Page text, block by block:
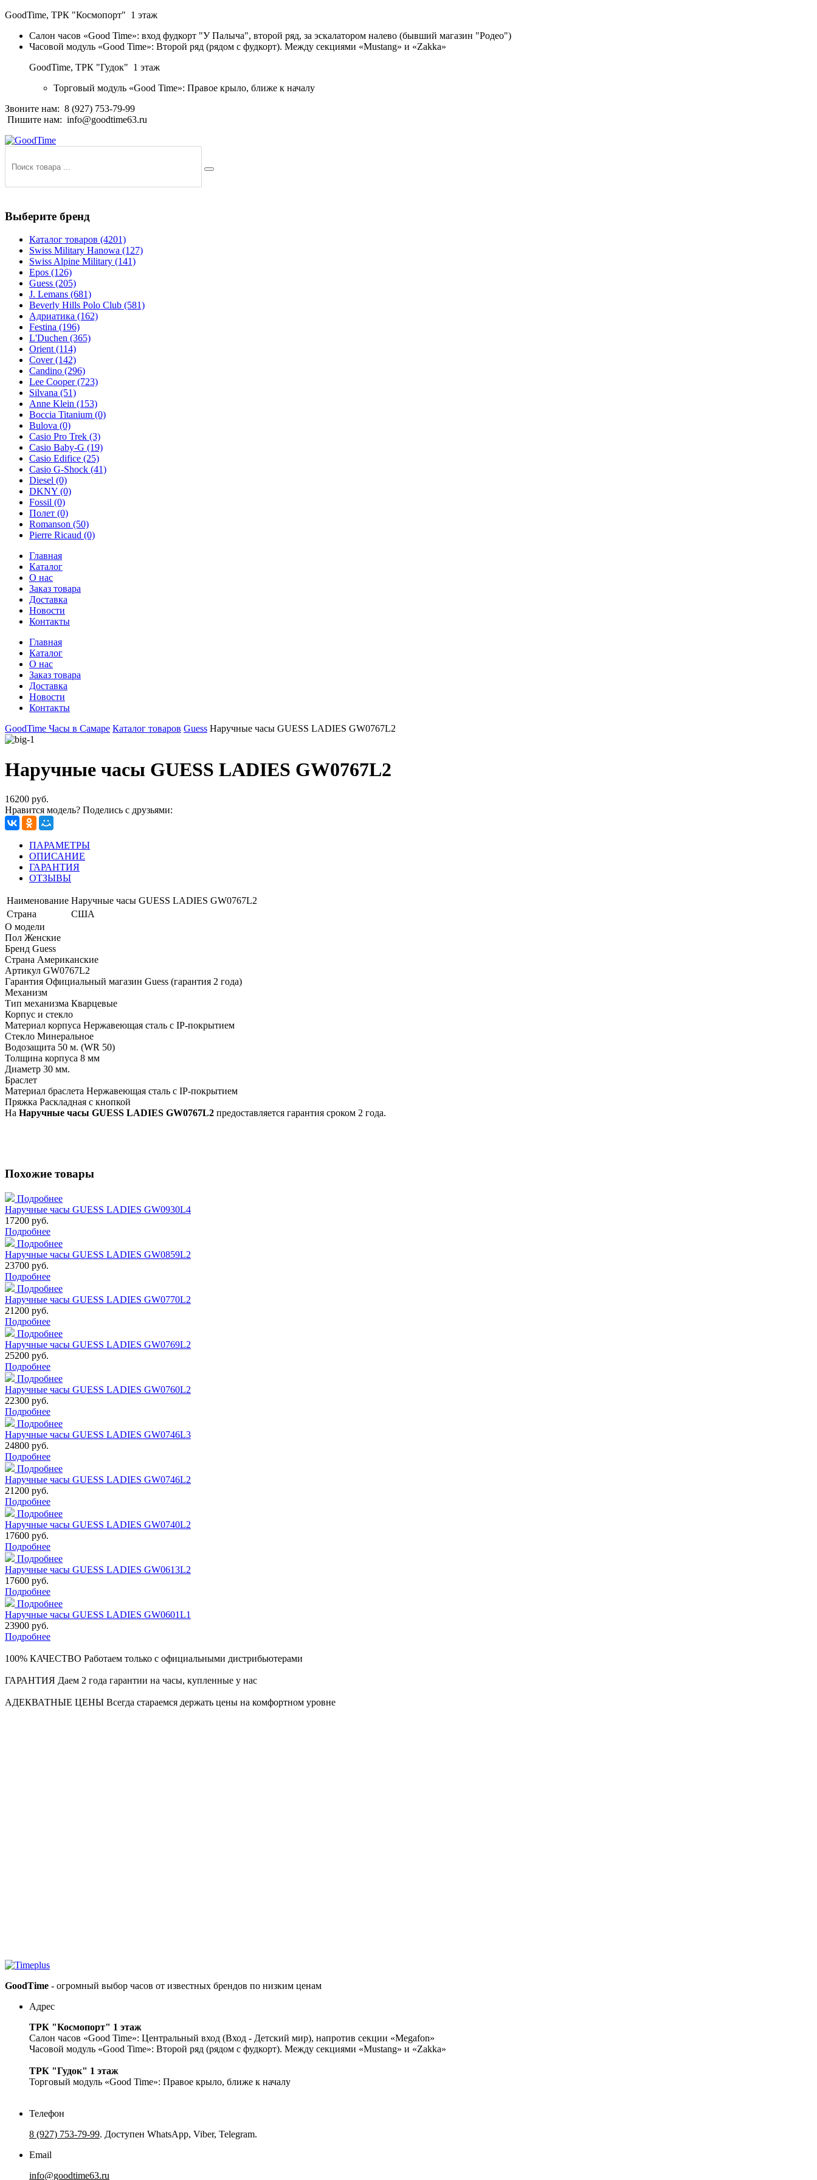
GoodTime, ТРК "Космопорт" 1 этаж
Салон часов «Good Time»: вход фудкорт "У Палыча", второй ряд, за эскалатором налево (бывший магазин "Родео")
Часовой модуль «Good Time»: Второй ряд (рядом с фудкорт). Между секциями «Mustang» и «Zakka»
GoodTime, ТРК "Гудок" 1 этаж
Торговый модуль «Good Time»: Правое крыло, ближе к началу
Звоните нам: 8 (927) 753-79-99
Пишите нам: info@goodtime63.ru
Выберите бренд
Каталог товаров (4201)
Swiss Military Hanowa (127)
Swiss Alpine Military (141)
Epos (126)
Guess (205)
J. Lemans (681)
Beverly Hills Polo Club (581)
Адриатика (162)
Festina (196)
L'Duchen (365)
Orient(114)
Cover(142)
Candino (296)
Lee Cooper(723)
Silvana (51)
Anne Klein (153)
Boccia Titanium (0)
Bulova (0)
Casio Pro Trek (3)
Casio Baby-G (19)
Casio Edifice (25)
Casio G-Shock (41)
Diesel (0)
DKNY (0)
Fossil (0)
Полет (0)
Romanson (50)
Pierre Ricaud (0)
Главная
Каталог
О нас
Заказ товара
Доставка
Новости
Контакты
Главная
Каталог
О нас
Заказ товара
Доставка
Новости
Контакты
GoodTime Часы в Самаре Каталог товаров Guess Наручные часы GUESS LADIES GW0767L2
Наручные часы GUESS LADIES GW0767L2
16200 руб.
Нравится модель? Поделись с друзьями:
ПАРАМЕТРЫ
ОПИСАНИЕ
ГАРАНТИЯ
ОТЗЫВЫ
Наименование Наручные часы GUESS LADIES GW0767L2
Страна
США
О модели
Пол Женские
Бренд Guess
Страна Американские
Артикул GW0767L2
Гарантия Официальный магазин Guess (гарантия 2 года)
Механизм
Тип механизма Кварцевые
Корпус и стекло
Материал корпуса Нержавеющая сталь с IP-покрытием
Стекло Минеральное
Водозащита 50 м. (WR 50)
Толщина корпуса 8 мм
Диаметр 30 мм.
Браслет
Материал браслета Нержавеющая сталь с IP-покрытием
Пряжка Раскладная с кнопкой
На Наручные часы GUESS LADIES GW0767L2 предоставляется гарантия сроком 2 года.
Похожие товары
Подробнее
Наручные часы GUESS LADIES GW0930L4
17200 руб.
Подробнее
Подробнее
Наручные часы GUESS LADIES GW0859L2
23700 руб.
Подробнее
Подробнее
Наручные часы GUESS LADIES GW0770L2
21200 руб.
Подробнее
Подробнее
Наручные часы GUESS LADIES GW0769L2
25200 руб.
Подробнее
Подробнее
Наручные часы GUESS LADIES GW0760L2
22300 руб.
Подробнее
Подробнее
Наручные часы GUESS LADIES GW0746L3
24800 руб.
Подробнее
Подробнее
Наручные часы GUESS LADIES GW0746L2
21200 руб.
Подробнее
Подробнее
Наручные часы GUESS LADIES GW0740L2
17600 руб.
Подробнее
Подробнее
Наручные часы GUESS LADIES GW0613L2
17600 руб.
Подробнее
Подробнее
Наручные часы GUESS LADIES GW0601L1
23900 руб.
Подробнее
100% КАЧЕСТВО Работаем только с официальными дистрибьютерами
ГАРАНТИЯ Даем 2 года гарантии на часы, купленные у нас
АДЕКВАТНЫЕ ЦЕНЫ Всегда стараемся держать цены на комфортном уровне
GoodTime - огромный выбор часов от известных брендов по низким ценам
Адрес
ТРК "Космопорт" 1 этаж
Салон часов «Good Time»: Центральный вход (Вход - Детский мир), напротив секции «Megafon»
Часовой модуль «Good Time»: Второй ряд (рядом с фудкорт). Между секциями «Mustang» и «Zakka»
ТРК "Гудок" 1 этаж
Торговый модуль «Good Time»: Правое крыло, ближе к началу
Телефон
8 (927) 753-79-99. Доступен WhatsApp, Viber, Telegram.
Email
info@goodtime63.ru